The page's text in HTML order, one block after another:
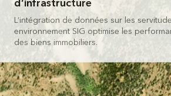
Tous les produits
L’intégration de données sur les
environnement SIG optimise les
des biens immobiliers.